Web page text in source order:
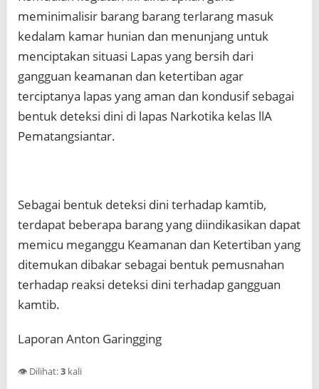
meminimalisir barang barang terlarang masuk
kedalam kamar hunian dan menunjang untuk
menciptakan situasi Lapas yang bersih dari
gangguan keamanan dan ketertiban agar
terciptanya lapas yang aman dan kondusif sebagai
bentuk deteksi dini di lapas Narkotika kelas llA
Pematangsiantar.
Sebagai bentuk deteksi dini terhadap kamtib,
terdapat beberapa barang yang diindikasikan dapat
memicu meganggu Keamanan dan Ketertiban yang
ditemukan dibakar sebagai bentuk pemusnahan
terhadap reaksi deteksi dini terhadap gangguan
kamtib.
Laporan Anton Garingging
👁️ Dilihat:3 kali